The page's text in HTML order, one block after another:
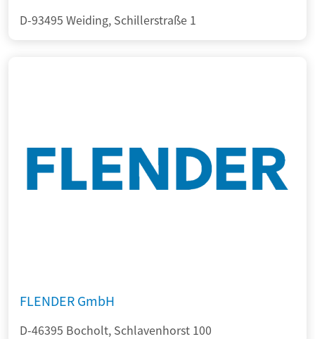
D-93495 Weiding, Schillerstraße 1
FLENDER GmbH
D-46395 Bocholt, Schlavenhorst 100